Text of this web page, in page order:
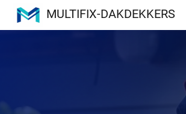
MULTIFIX-DAKDEKKERS